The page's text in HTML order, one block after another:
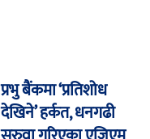
प्रभु बैंकमा ‘प्रतिशोध
देखिने’ हर्कत, धनगढी